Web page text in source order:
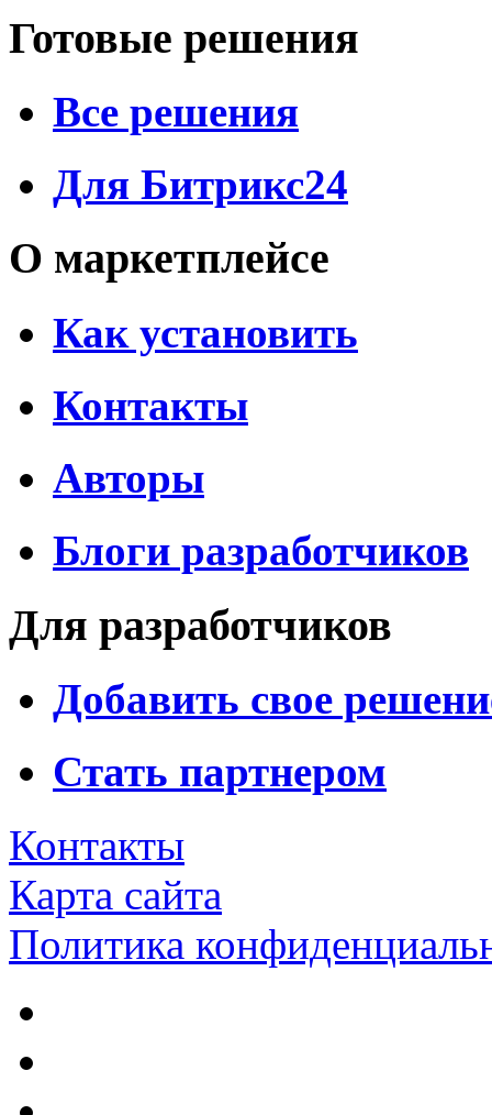
Готовые решения
Все решения
Для Битрикс24
О маркетплейсе
Как установить
Контакты
Авторы
Блоги разработчиков
Для разработчиков
Добавить свое
Стать партнером
Контакты
Карта сайта
Политика